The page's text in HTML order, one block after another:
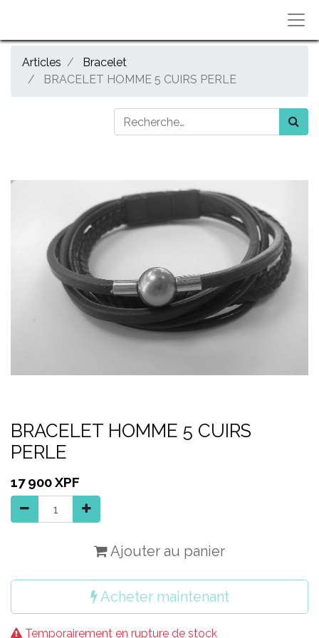
Articles
Bracelet
BRACELET HOMME 5 CUIRS PERLE
BRACELET HOMME 5 CUIRS
PERLE
17 900XPF
Ajouter au panier
Acheter maintenant
Temporairement en rupture de stock